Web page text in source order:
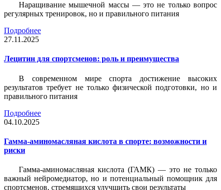
Наращивание мышечной массы — это не только вопрос
регулярных тренировок, но и правильного питания
Подробнее
27.11.2025
Лецитин для спортсменов: роль и преимущества
В современном мире спорта достижение высоких
результатов требует не только физической подготовки, но и
правильного питания
Подробнее
04.10.2025
Гамма-аминомасляная кислота в спорте: возможности и
риски
Гамма-аминомасляная кислота (ГАМК) — это не только
важный нейромедиатор, но и потенциальный помощник для
спортсменов, стремящихся улучшить свои результаты